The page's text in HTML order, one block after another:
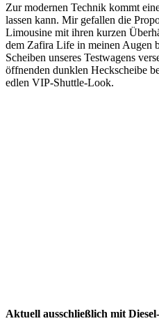
Zur modernen Technik kommt
lassen kann. Mir gefallen die
Limousine mit ihren kurzen
dem Zafira Life in meinen Augen
Scheiben unseres Testwagens
öffnenden dunklen Heckscheibe
edlen VIP-Shuttle-Look.
Aktuell ausschließlich mit